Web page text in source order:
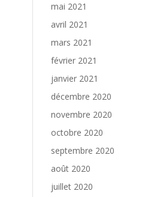
mai 2021
avril 2021
mars 2021
février 2021
janvier 2021
décembre 2020
novembre 2020
octobre 2020
septembre 2020
août 2020
juillet 2020